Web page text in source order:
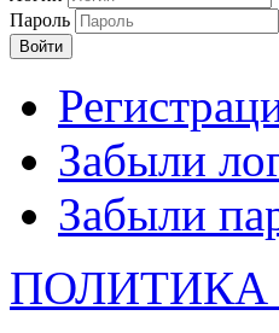
Пароль
Войти
Забыли
Забыли